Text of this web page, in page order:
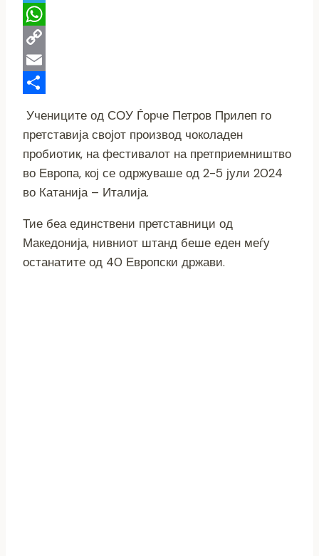
Telegram
WhatsApp
Copy
Link
Email
Учениците од СОУ Ѓорче Петров Прилеп го
претставија својот производ чоколаден
пробиотик, на фестивалот на претприемништво
во Европа, кој се одржуваше од 2-5 јули 2024
во Катанија – Италија.
Тие беа единствени претставници од
Македонија, нивниот штанд беше еден меѓу
останатите од 40 Европски држави.